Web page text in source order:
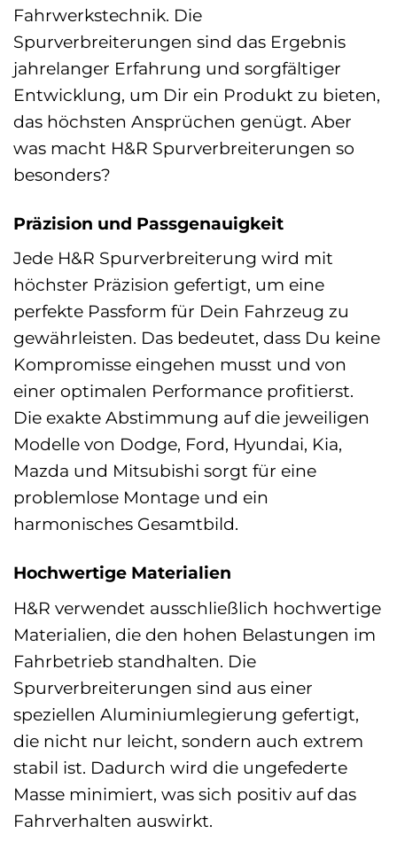
Fahrwerkstechnik. Die
Spurverbreiterungen sind das Ergebnis
jahrelanger Erfahrung und sorgfältiger
Entwicklung, um Dir ein Produkt zu bieten,
das höchsten Ansprüchen genügt. Aber
was macht H&R Spurverbreiterungen so
besonders?
Präzision und Passgenauigkeit
Jede H&R Spurverbreiterung wird mit
höchster Präzision gefertigt, um eine
perfekte Passform für Dein Fahrzeug zu
gewährleisten. Das bedeutet, dass Du keine
Kompromisse eingehen musst und von
einer optimalen Performance profitierst.
Die exakte Abstimmung auf die jeweiligen
Modelle von Dodge, Ford, Hyundai, Kia,
Mazda und Mitsubishi sorgt für eine
problemlose Montage und ein
harmonisches Gesamtbild.
Hochwertige Materialien
H&R verwendet ausschließlich hochwertige
Materialien, die den hohen Belastungen im
Fahrbetrieb standhalten. Die
Spurverbreiterungen sind aus einer
speziellen Aluminiumlegierung gefertigt,
die nicht nur leicht, sondern auch extrem
stabil ist. Dadurch wird die ungefederte
Masse minimiert, was sich positiv auf das
Fahrverhalten auswirkt.